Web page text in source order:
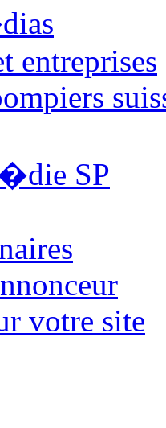
entreprises
SP
votre site